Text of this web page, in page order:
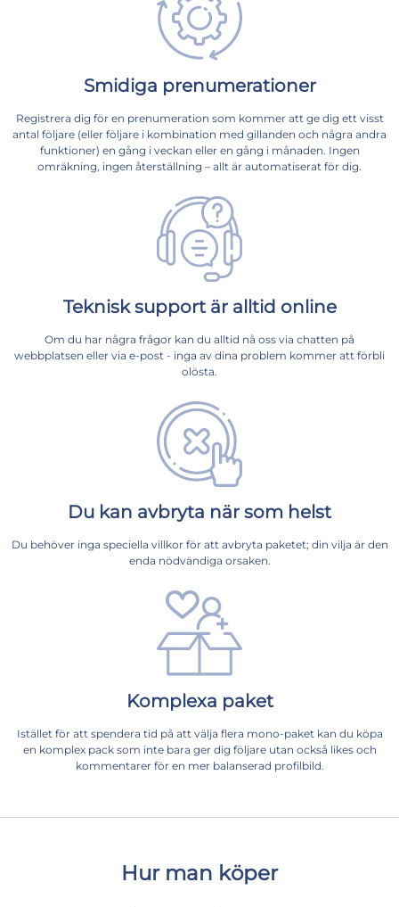
Smidiga prenumerationer
Registrera dig för en prenumeration som kommer att ge dig ett visst
antal följare (eller följare i kombination med gillanden och några andra
funktioner) en gång i veckan eller en gång i månaden. Ingen
omräkning, ingen återställning – allt är automatiserat för dig.
Teknisk support är alltid online
Om du har några frågor kan du alltid nå oss via chatten på
webbplatsen eller via e-post - inga av dina problem kommer att förbli
olösta.
Du kan avbryta när som helst
Du behöver inga speciella villkor för att avbryta paketet; din vilja är den
enda nödvändiga orsaken.
Komplexa paket
Istället för att spendera tid på att välja flera mono-paket kan du köpa
en komplex pack som inte bara ger dig följare utan också likes och
kommentarer för en mer balanserad profilbild.
Hur man köper